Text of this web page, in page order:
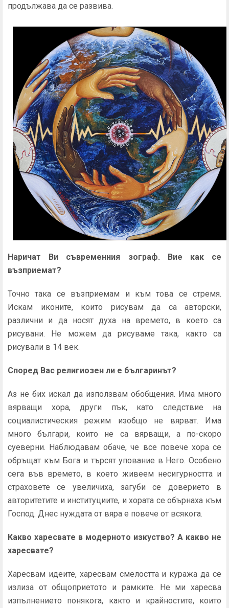
продължава да се развива.
Наричат Ви съвременния зограф. Вие как се
възприемат?
Точно така се възприемам и към това се стремя.
Искам иконите, които рисувам да са авторски,
различни и да носят духа на времето, в което са
рисувани. Не можем да рисуваме така, както са
рисували в 14 век.
Според Вас религиозен ли е българинът?
Аз не бих искал да използвам обобщения. Има много
вярващи хора, други пък, като следствие на
социалистическия режим изобщо не вярват. Има
много българи, които не са вярващи, а по-скоро
суеверни. Наблюдавам обаче, че все повече хора се
обръщат към Бога и търсят упование в Него. Особено
сега във времето, в което живеем несигурността и
страховете се увеличиха, загуби се доверието в
авторитетите и институциите, и хората се обърнаха към
Господ. Днес нуждата от вяра е повече от всякога.
Какво харесвате в модерното изкуство? А какво не
харесвате?
Харесвам идеите, харесвам смелостта и куража да се
излиза от общоприетото и рамките. Не ми харесва
изпълнението понякога, както и крайностите, които